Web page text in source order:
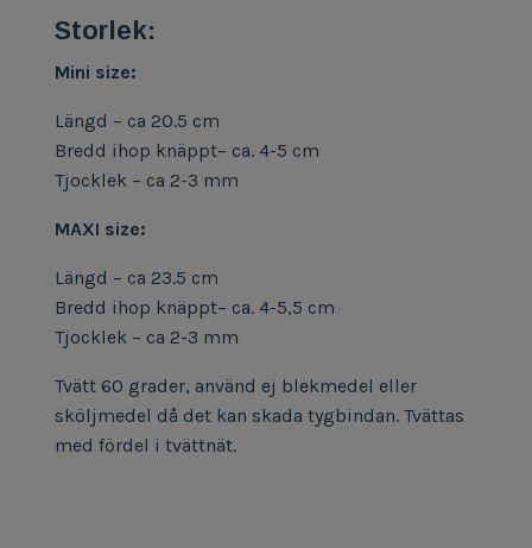
Storlek:
Mini size:
Längd – ca 20.5 cm
Bredd ihop knäppt– ca. 4-5 cm
Tjocklek – ca 2-3 mm
MAXI size:
Längd – ca 23.5 cm
Bredd ihop knäppt– ca. 4-5,5 cm
Tjocklek – ca 2-3 mm
Tvätt 60 grader, använd ej blekmedel eller
sköljmedel då det kan skada tygbindan. Tvättas
med fördel i tvättnät.